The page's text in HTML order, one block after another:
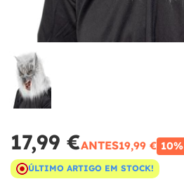
17,99 €ANTES19,99 € 10%
ÚLTIMO ARTIGO EM STOCK!